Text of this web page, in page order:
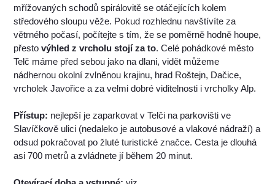
mřížovaných schodů spirálovitě se otáčejících kolem
středového sloupu věže. Pokud rozhlednu navštívíte za
větrného počasí, počítejte s tím, že se poměrně hodně houpe,
přestovýhled z vrcholu stojí za to. Celé pohádkové město
Telč máme před sebou jako na dlani, vidět můžeme
nádhernou okolní zvlněnou krajinu, hrad Roštejn, Dačice,
vrcholek Javořice a za velmi dobré viditelnosti i vrcholky Alp.
Přístup: nejlepší je zaparkovat v Telči na parkovišti ve
Slavíčkově ulici (nedaleko je autobusové a vlakové nádraží) a
odsud pokračovat po žluté turistické značce. Cesta je dlouhá
asi 700 metrů a zvládnete jí během 20 minut.